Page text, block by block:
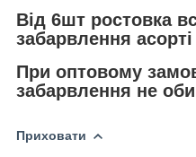
Від 6шт ростовка
забарвлення
При оптовому
забарвлення не
Приховати